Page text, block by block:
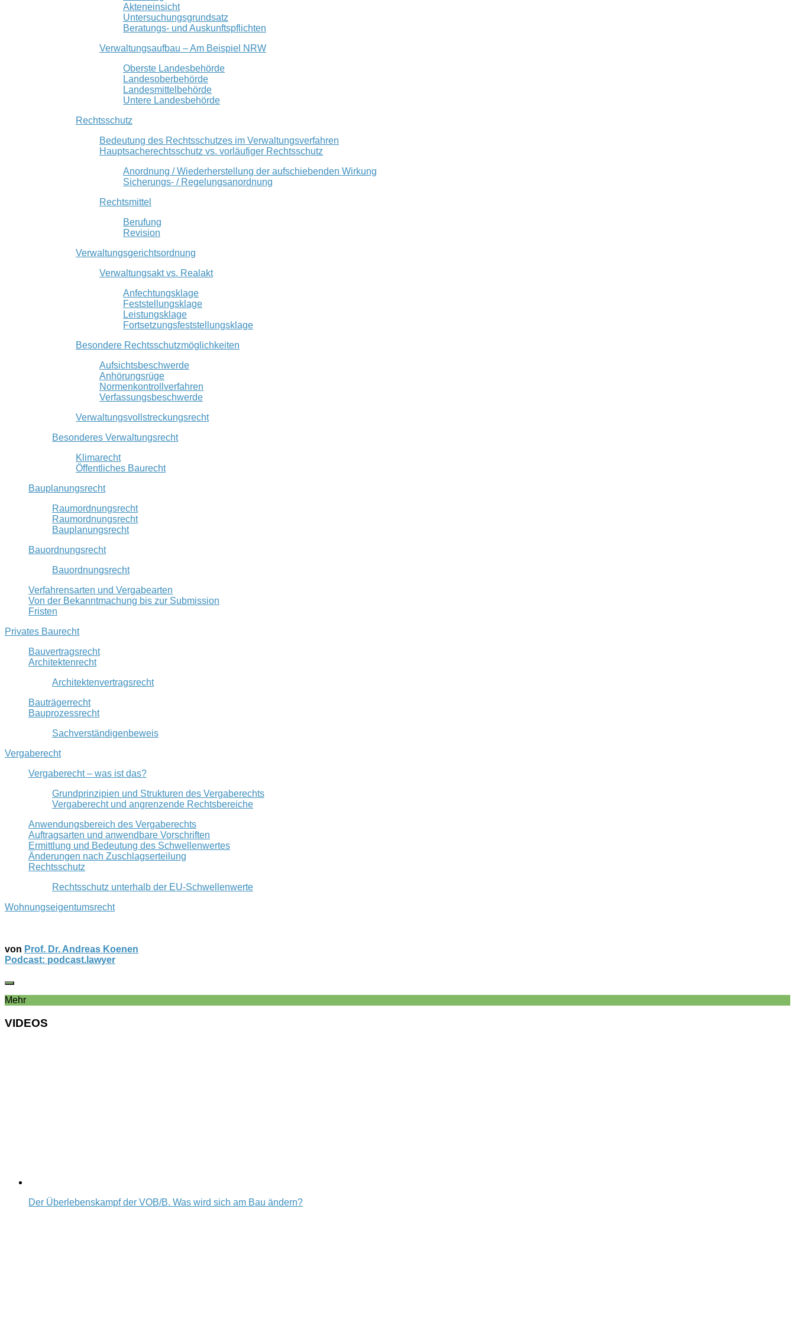
Akteneinsicht
Untersuchungsgrundsatz
Beratungs- und Auskunftspflichten
Verwaltungsaufbau – Am Beispiel NRW
Oberste Landesbehörde
Landesoberbehörde
Landesmittelbehörde
Untere Landesbehörde
Rechtsschutz
Bedeutung des Rechtsschutzes im Verwaltungsverfahren
Hauptsacherechtsschutz vs. vorläufiger Rechtsschutz
Anordnung / Wiederherstellung der aufschiebenden Wirkung
Sicherungs- / Regelungsanordnung
Rechtsmittel
Berufung
Revision
Verwaltungsgerichtsordnung
Verwaltungsakt vs. Realakt
Anfechtungsklage
Feststellungsklage
Leistungsklage
Fortsetzungsfeststellungsklage
Besondere Rechtsschutzmöglichkeiten
Aufsichtsbeschwerde
Anhörungsrüge
Normenkontrollverfahren
Verfassungsbeschwerde
Verwaltungsvollstreckungsrecht
Besonderes Verwaltungsrecht
Klimarecht
Öffentliches Baurecht
Bauplanungsrecht
Raumordnungsrecht
Raumordnungsrecht
Bauplanungsrecht
Bauordnungsrecht
Bauordnungsrecht
Verfahrensarten und Vergabearten
Von der Bekanntmachung bis zur Submission
Fristen
Privates Baurecht
Bauvertragsrecht
Architektenrecht
Architektenvertragsrecht
Bauträgerrecht
Bauprozessrecht
Sachverständigenbeweis
Vergaberecht
Vergaberecht – was ist das?
Grundprinzipien und Strukturen des Vergaberechts
Vergaberecht und angrenzende Rechtsbereiche
Anwendungsbereich des Vergaberechts
Auftragsarten und anwendbare Vorschriften
Ermittlung und Bedeutung des Schwellenwertes
Änderungen nach Zuschlagserteilung
Rechtsschutz
Rechtsschutz unterhalb der EU-Schwellenwerte
Wohnungseigentumsrecht
von Prof. Dr. Andreas Koenen
Podcast: podcast.lawyer
Mehr
VIDEOS
Der Überlebenskampf der VOB/B. Was wird sich am Bau ändern?